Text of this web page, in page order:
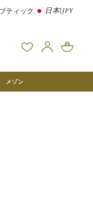
ランス本社在庫より直送。メゾ
ブティック 日本|JPY
メゾン